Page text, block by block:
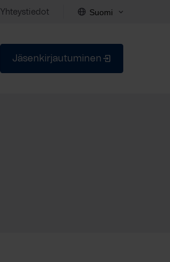
Yhteystiedot Suomi
Jäsenkirjautuminen